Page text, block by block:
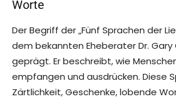
Worte
Der Begriff der „Fünf Sprachen der
dem bekannten Eheberater Dr.
geprägt. Er beschreibt, wie
empfangen und ausdrücken. Diese
Zärtlichkeit, Geschenke, lobende